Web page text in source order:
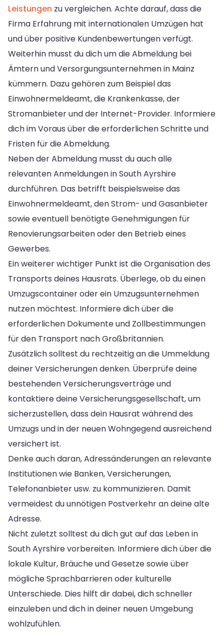
Leistungen zu vergleichen. Achte darauf, dass die
Firma Erfahrung mit internationalen Umzügen hat
und über positive Kundenbewertungen verfügt.
Weiterhin musst du dich um die Abmeldung bei
Ämtern und Versorgungsunternehmen in Mainz
kümmern. Dazu gehören zum Beispiel das
Einwohnermeldeamt, die Krankenkasse, der
Stromanbieter und der Internet-Provider. Informiere
dich im Voraus über die erforderlichen Schritte und
Fristen für die Abmeldung.
Neben der Abmeldung musst du auch alle
relevanten Anmeldungen in South Ayrshire
durchführen. Das betrifft beispielsweise das
Einwohnermeldeamt, den Strom- und Gasanbieter
sowie eventuell benötigte Genehmigungen für
Renovierungsarbeiten oder den Betrieb eines
Gewerbes.
Ein weiterer wichtiger Punkt ist die Organisation des
Transports deines Hausrats. Überlege, ob du einen
Umzugscontainer oder ein Umzugsunternehmen
nutzen möchtest. Informiere dich über die
erforderlichen Dokumente und Zollbestimmungen
für den Transport nach Großbritannien.
Zusätzlich solltest du rechtzeitig an die Ummeldung
deiner Versicherungen denken. Überprüfe deine
bestehenden Versicherungsverträge und
kontaktiere deine Versicherungsgesellschaft, um
sicherzustellen, dass dein Hausrat während des
Umzugs und in der neuen Wohngegend ausreichend
versichert ist.
Denke auch daran, Adressänderungen an relevante
Institutionen wie Banken, Versicherungen,
Telefonanbieter usw. zu kommunizieren. Damit
vermeidest du unnötigen Postverkehr an deine alte
Adresse.
Nicht zuletzt solltest du dich gut auf das Leben in
South Ayrshire vorbereiten. Informiere dich über die
lokale Kultur, Bräuche und Gesetze sowie über
mögliche Sprachbarrieren oder kulturelle
Unterschiede. Dies hilft dir dabei, dich schneller
einzuleben und dich in deiner neuen Umgebung
wohlzufühlen.